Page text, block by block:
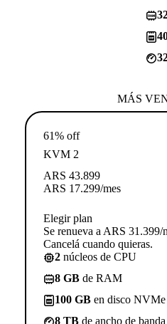
MÁS
61% off
KVM 2
ARS 43.899
ARS 17.299/mes
Elegir plan
Se renueva a ARS 31.399/
Cancelá cuando quieras.
2 núcleos de CPU
8 GB de RAM
100 GB en disco NVMe
8 TB de ancho de banda